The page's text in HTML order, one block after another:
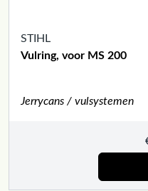
STIHL
Vulring, voor MS 200
Jerrycans / vulsystemen